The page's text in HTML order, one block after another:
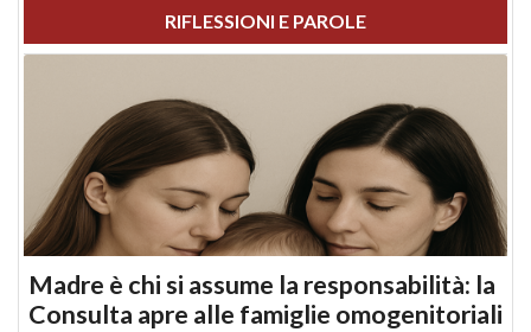
RIFLESSIONI E PAROLE
Madre è chi si assume la responsabilità: la
Consulta apre alle famiglie omogenitoriali